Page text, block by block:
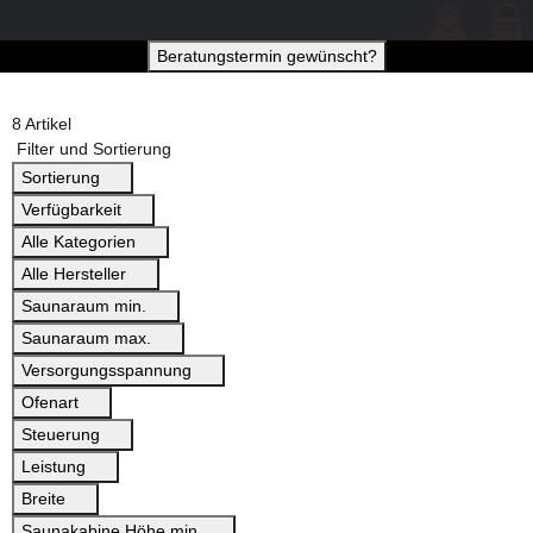
Beratungstermin gewünscht?
8 Artikel
Filter und Sortierung
Sortierung
Verfügbarkeit
Alle Kategorien
Alle Hersteller
Saunaraum min.
Saunaraum max.
Versorgungsspannung
Ofenart
Steuerung
Leistung
Breite